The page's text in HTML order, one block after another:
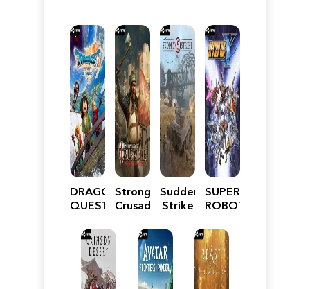
DRAGON
QUEST
Reimagined
Stronghold
Crusader:
Edition
Sudden
Strike
SUPER
ROBOT
Y